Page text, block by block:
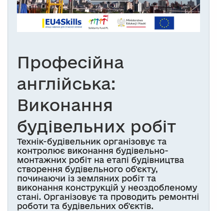
Професійна
англійська:
Виконання
будівельних робіт
Технік-будівельник організовує та
контролює виконання будівельно-
монтажних робіт на етапі будівництва
створення будівельного об'єкту,
починаючи із земляних робіт та
виконання конструкцій у неоздобленому
стані. Організовує та проводить ремонтні
роботи та будівельних об'єктів.